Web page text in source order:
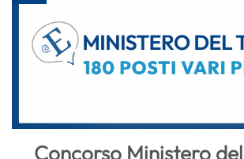
Concorso Ministero